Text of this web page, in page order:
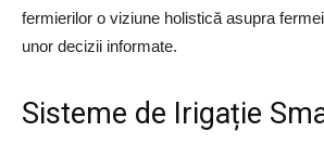
fermierilor o viziune holistică asupra
unor decizii informate.
Sisteme de Irigație